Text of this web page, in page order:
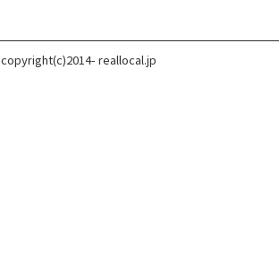
copyright(c)2014- reallocal.jp